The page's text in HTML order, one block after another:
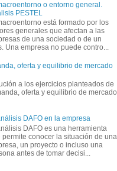
o entorno general.
PESTEL
está formado por los
generales que afectan a las
de una sociedad o de un
Una empresa no puede contro...
oferta y equilibrio de mercado
a los ejercicios planteados de
oferta y equilibrio de mercado
DAFO en la empresa
DAFO es una herramienta
permite conocer la situación de una
un proyecto o incluso una
antes de tomar decisi...